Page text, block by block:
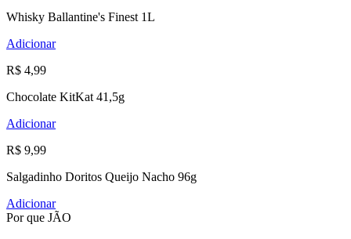
Whisky Ballantine's Finest 1L
Adicionar
R$ 4,99
Chocolate KitKat 41,5g
Adicionar
R$ 9,99
Salgadinho Doritos Queijo Nacho 96g
Adicionar
Por que JÃO